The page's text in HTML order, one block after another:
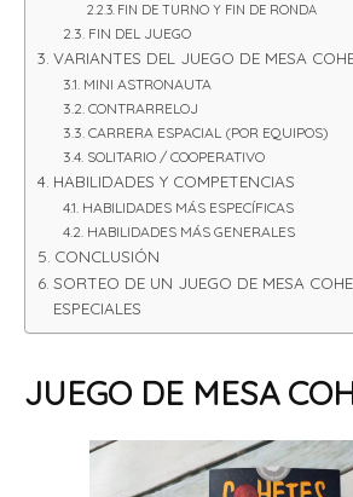
FIN DE TURNO Y FIN DE RONDA
FIN DEL JUEGO
VARIANTES DEL JUEGO DE MESA
MINI ASTRONAUTA
CONTRARRELOJ
CARRERA ESPACIAL (POR EQUIPOS)
SOLITARIO / COOPERATIVO
HABILIDADES Y COMPETENCIAS
HABILIDADES MÁS ESPECÍFICAS
HABILIDADES MÁS GENERALES
CONCLUSIÓN
SORTEO DE UN JUEGO DE MESA
ESPECIALES
JUEGO DE MESA